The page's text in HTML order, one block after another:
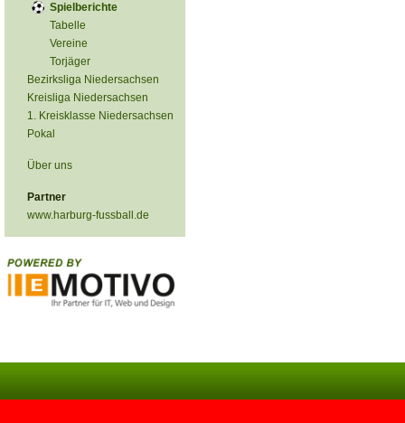
Spielberichte
Tabelle
Vereine
Torjäger
Bezirksliga Niedersachsen
Kreisliga Niedersachsen
1. Kreisklasse Niedersachsen
Pokal
Über uns
Partner
www.harburg-fussball.de